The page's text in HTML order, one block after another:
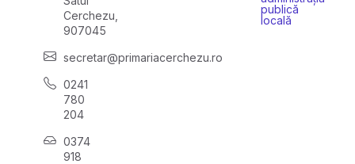
Cerchezu,
907045
secretar@primariacerchezu.ro
0241
780
204
0374
918
publică
locală